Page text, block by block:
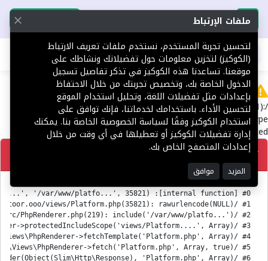
تحميل التطبيق تحميل التطبيق
اطلب عقارك
Error
/var/www/platform.toor.ooo/views/Platform.php(35821):
rawurlencode(): Passing null to parameter #1 ($string) of type
string is deprecated
تصحيح
ملفات الإرتباط
لتحسين تجربة المستخدم، نستخدم ملفات تعريف الارتباط
(الكوكيز) لتخزين معلومات حول تفضيلاتك ونشاطك على
موقعنا. تساعدنا هذه الكوكيز في تذكر تفاصيل تسجيل
الدخول الخاصة بك، وتخصيص تجربتك من خلال الاحتفاظ
بإعدادات مثل تفضيلات اللغة، وتحليل استخدام الموقع
لتحسين الأداء. باستخدامك لخدماتنا، فإنك توافق على
استخدام الكوكيز وفقًا لسياسة الخصوصية الخاصة بنا. يمكنك
إدارة تفضيلات الكوكيز أو تعطيلها في أي وقت من خلال
إعدادات المتصفح الخاص بك.
المزيد موافق